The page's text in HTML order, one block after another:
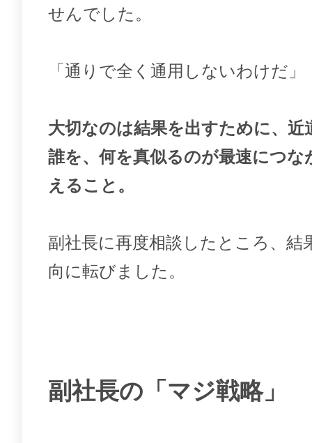
せんでした。
「通りで全く通用しないわけだ」
大切なのは結果を出すために、近
誰を、何を真似るのが最速につな
えること。
副社長に再度相談したところ、結
向に転びました。
副社長の「マジ戦略」